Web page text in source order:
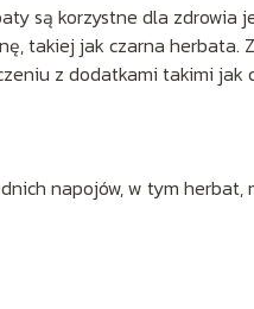
są korzystne dla zdrowia
takiej jak czarna herbata.
z dodatkami takimi
napojów, w tym